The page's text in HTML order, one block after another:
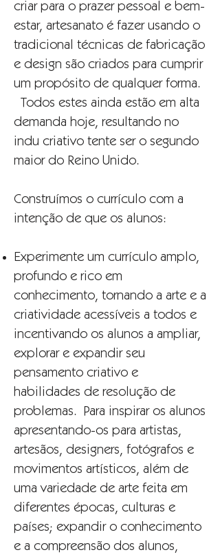
criar para o prazer pessoal e bem-
estar, artesanato é fazer usando o
tradicional técnicas de fabricação
e design são criados para cumprir
um propósito de qualquer forma.
Todos estes ainda estão em alta
demanda hoje, resultando no
indu criativo tente ser o segundo
maior do Reino Unido.
Construímos o currículo com a
intenção de que os alunos:
Experimente um currículo amplo,
profundo e rico em
conhecimento, tornando a arte e a
criatividade acessíveis a todos e
incentivando os alunos a ampliar,
explorar e expandir seu
pensamento criativo e
habilidades de resolução de
problemas. Para inspirar os alunos
apresentando-os para artistas,
artesãos, designers, fotógrafos e
movimentos artísticos, além de
uma variedade de arte feita em
diferentes épocas, culturas e
países; expandir o conhecimento
e a compreensão dos alunos,